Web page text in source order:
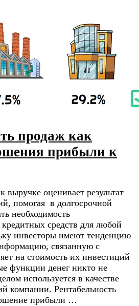
продаж как
прибыли к
оценивает результат
помогая в долгосрочной
необходимость
средств для любой
инвесторы имеют тенденцию
связанную с
на стоимость их инвестиций
функции денег никто не
используется в качестве
компании. Рентабельность
прибыли …